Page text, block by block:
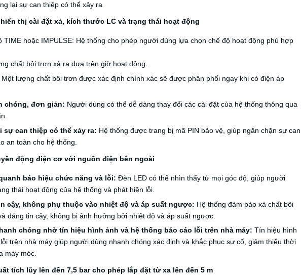
lại sự can thiệp có thể xảy ra
thị cài đặt xả, kích thước LC và trạng thái hoạt động
TIME hoặc IMPULSE: Hệ thống cho phép người dùng lựa chọn chế độ hoạt động phù hợp
chất bôi trơn xả ra dựa trên giờ hoạt động.
Một lượng chất bôi trơn được xác định chính xác sẽ được phân phối ngay khi có điện áp
chóng, đơn giản: Người dùng có thể dễ dàng thay đổi các cài đặt của hệ thống thông qua
sự can thiệp có thể xảy ra: Hệ thống được trang bị mã PIN bảo vệ, giúp ngăn chặn sự can
an toàn cho hệ thống.
động điện cơ với nguồn điện bên ngoài
báo hiệu chức năng và lỗi: Đèn LED có thể nhìn thấy từ mọi góc độ, giúp người
thái hoạt động của hệ thống và phát hiện lỗi.
cậy, không phụ thuộc vào nhiệt độ và áp suất ngược: Hệ thống đảm bảo xả chất bôi
đáng tin cậy, không bị ảnh hưởng bởi nhiệt độ và áp suất ngược.
chóng nhờ tín hiệu hình ảnh và hệ thống báo cáo lỗi trên nhà máy: Tín hiệu hình
trên nhà máy giúp người dùng nhanh chóng xác định và khắc phục sự cố, giảm thiểu thời
máy móc.
tích lũy lên đến 7,5 bar cho phép lắp đặt từ xa lên đến 5 m